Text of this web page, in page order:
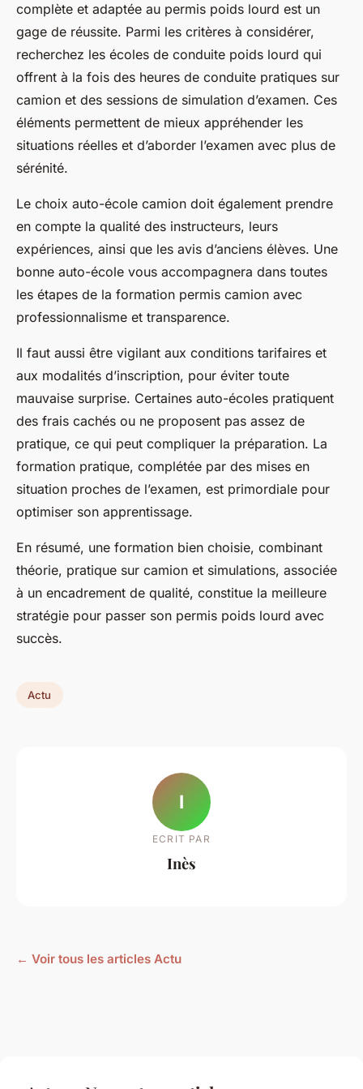
complète et adaptée au permis poids lourd est un
gage de réussite. Parmi les critères à considérer,
recherchez les écoles de conduite poids lourd qui
offrent à la fois des heures de conduite pratiques sur
camion et des sessions de simulation d’examen. Ces
éléments permettent de mieux appréhender les
situations réelles et d’aborder l’examen avec plus de
sérénité.
Le choix auto-école camion doit également prendre
en compte la qualité des instructeurs, leurs
expériences, ainsi que les avis d’anciens élèves. Une
bonne auto-école vous accompagnera dans toutes
les étapes de la formation permis camion avec
professionnalisme et transparence.
Il faut aussi être vigilant aux conditions tarifaires et
aux modalités d’inscription, pour éviter toute
mauvaise surprise. Certaines auto-écoles pratiquent
des frais cachés ou ne proposent pas assez de
pratique, ce qui peut compliquer la préparation. La
formation pratique, complétée par des mises en
situation proches de l’examen, est primordiale pour
optimiser son apprentissage.
En résumé, une formation bien choisie, combinant
théorie, pratique sur camion et simulations, associée
à un encadrement de qualité, constitue la meilleure
stratégie pour passer son permis poids lourd avec
succès.
Actu
I
ECRIT PAR
Inès
← Voir tous les articles Actu